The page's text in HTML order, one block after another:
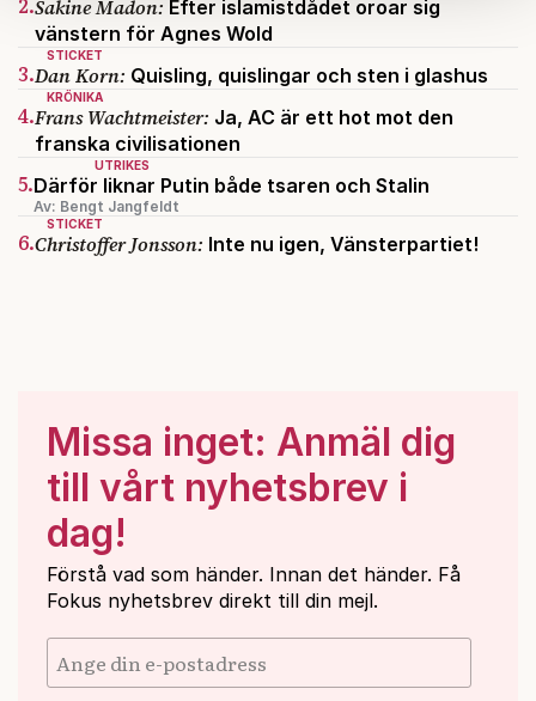
Om du vill läsa mer om hur vi hanterar personuppgifter
kan du göra det
Sakine Madon: Efter islamistdådet oroar sig
vänstern för Agnes Wold
STICKET
3.Dan Korn: Quisling, quislingar och sten i glashus
KRÖNIKA
4.Frans Wachtmeister: Ja, AC är ett hot mot den
franska civilisationen
UTRIKES
5.Därför liknar Putin både tsaren och Stalin
Av: Bengt Jangfeldt
STICKET
6.Christoffer Jonsson: Inte nu igen, Vänsterpartiet!
Missa inget: Anmäl dig
till vårt nyhetsbrev i
dag!
Förstå vad som händer. Innan det händer. Få
Fokus nyhetsbrev direkt till din mejl.